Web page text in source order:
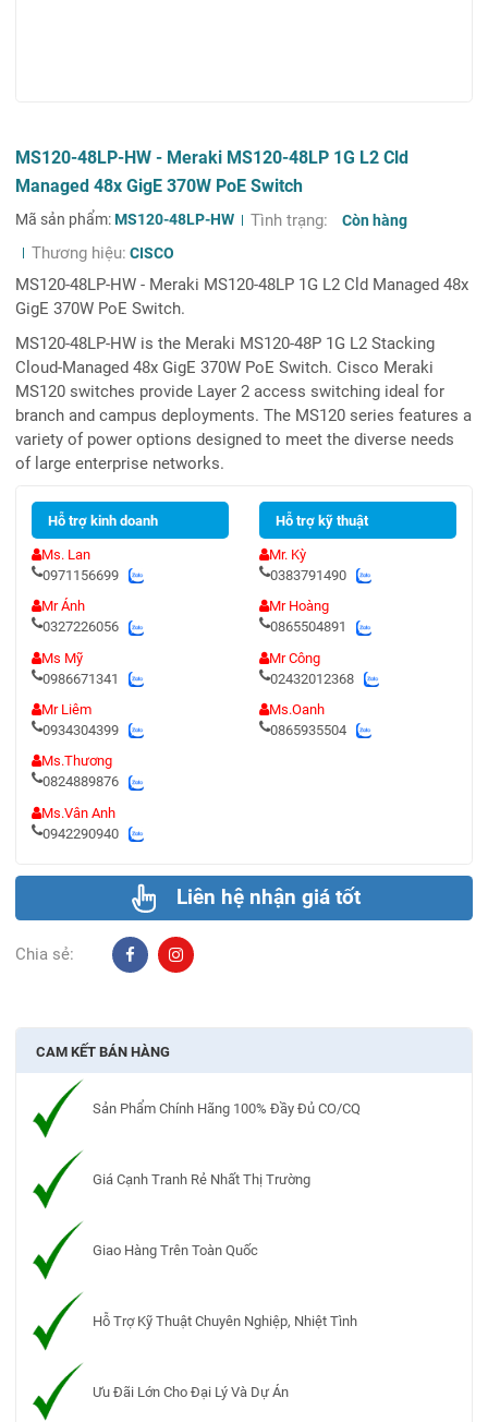
MS120-48LP-HW - Meraki MS120-48LP 1G L2 Cld
Managed 48x GigE 370W PoE Switch
Mã sản phẩm:MS120-48LP-HW Tình trạng: Còn hàng
Thương hiệu: CISCO
MS120-48LP-HW - Meraki MS120-48LP 1G L2 Cld Managed 48x
GigE 370W PoE Switch.
MS120-48LP-HW is the Meraki MS120-48P 1G L2 Stacking
Cloud-Managed 48x GigE 370W PoE Switch. Cisco Meraki
MS120 switches provide Layer 2 access switching ideal for
branch and campus deployments. The MS120 series features a
variety of power options designed to meet the diverse needs
of large enterprise networks.
Hỗ trợ kinh doanh
Ms. Lan
0971156699
Mr Ánh
0327226056
Ms Mỹ
0986671341
Mr Liêm
0934304399
Ms.Thương
0824889876
Ms.Vân Anh
0942290940
Hỗ trợ kỹ thuật
Mr. Kỳ
0383791490
Mr Hoàng
0865504891
Mr Công
02432012368
Ms.Oanh
0865935504
Liên hệ nhận giá tốt
Chia sẻ:
CAM KẾT BÁN HÀNG
Sản Phẩm Chính Hãng 100% Đầy Đủ CO/CQ
Giá Cạnh Tranh Rẻ Nhất Thị Trường
Giao Hàng Trên Toàn Quốc
Hỗ Trợ Kỹ Thuật Chuyên Nghiệp, Nhiệt Tình
Ưu Đãi Lớn Cho Đại Lý Và Dự Án